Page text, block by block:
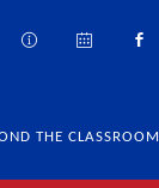
THE CLASSROOM